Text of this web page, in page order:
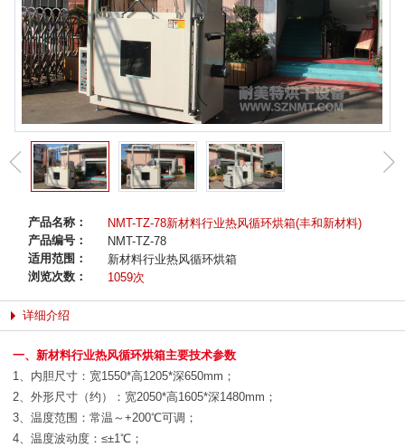
产品名称：
NMT-TZ-78新材料行业热风循环烘箱(丰和新材料)
产品编号：
NMT-TZ-78
适用范围：
新材料行业热风循环烘箱
浏览次数：
1059次
详细介绍
一、新材料行业热风循环烘箱主要技术参数
1、内胆尺寸：宽1550*高1205*深650mm；
2、外形尺寸（约）：宽2050*高1605*深1480mm；
3、温度范围：常温～+200℃可调；
4、温度波动度：≤±1℃；